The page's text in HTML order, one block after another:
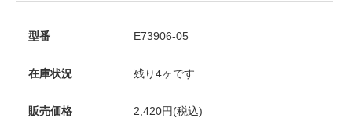
型番 E73906-05
在庫状況 残り4ヶです
販売価格 2,420円(税込)